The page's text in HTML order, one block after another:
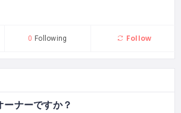
0 Following Follow
ーナーですか？